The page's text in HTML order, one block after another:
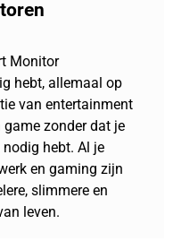
Monitor
hebt, allemaal op
van entertainment
zonder dat je
hebt. Al je
en gaming zijn
slimmere en
leven.